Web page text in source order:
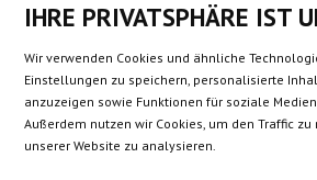
CZ ES
IE
IHRE PRIVATSPHÄRE IST
Wir verwenden Cookies und ähnliche
Einstellungen zu speichern, personalisierte
anzuzeigen sowie Funktionen für soziale
Außerdem nutzen wir Cookies, um den Traffic
unserer Website zu analysieren.